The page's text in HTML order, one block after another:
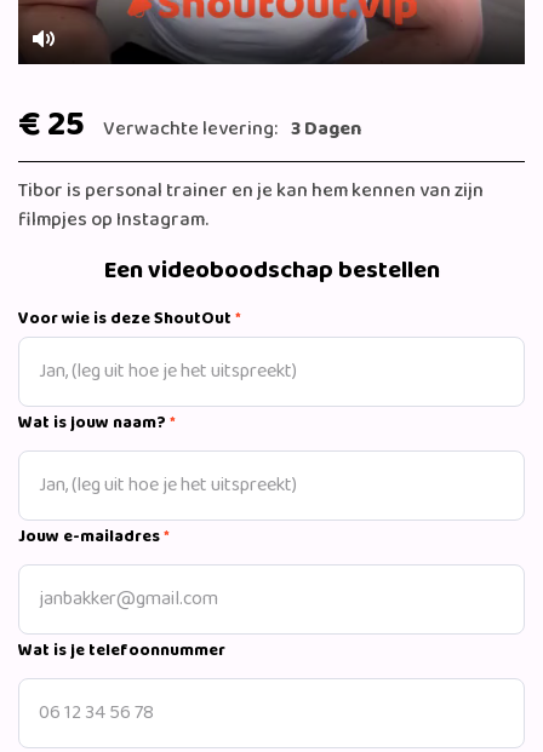
Mute
€ 25 Verwachte levering: 3 Dagen
Tibor is personal trainer en je kan hem kennen van zijn
filmpjes op Instagram.
Een videoboodschap bestellen
Voor wie is deze ShoutOut*
Wat is jouw naam?*
Jouw e-mailadres*
Wat is je telefoonnummer